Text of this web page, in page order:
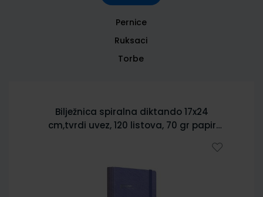
Pernice
Ruksaci
Torbe
Bilježnica spiralna diktando 17x24
cm,tvrdi uvez, 120 listova, 70 gr papir